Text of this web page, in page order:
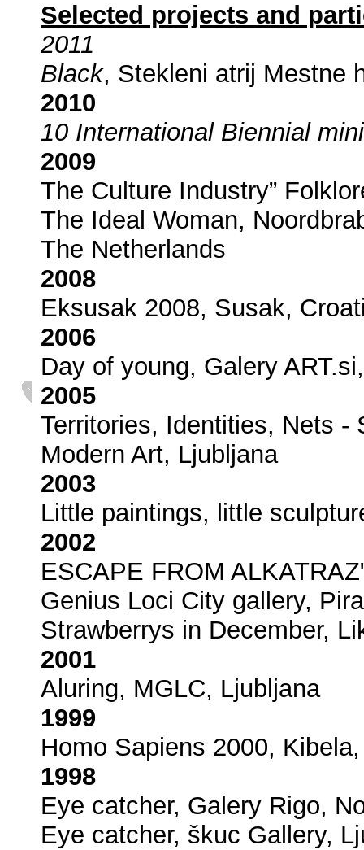
Selected projects and
2011
Black, Stekleni atrij Mestne
2010
10 International Biennial
2009
The Culture Industry”
The Ideal Woman,
The Netherlands
2008
Eksusak 2008, Susak,
2006
Day of young, Galery
2005
Territories, Identities, Nets -
Modern Art, Ljubljana
2003
Little paintings, little
2002
ESCAPE FROM
Genius Loci City gallery,
Strawberrys in December,
2001
Aluring, MGLC, Ljubljana
1999
Homo Sapiens 2000,
1998
Eye catcher, Galery Rigo,
Eye catcher, škuc Gallery,